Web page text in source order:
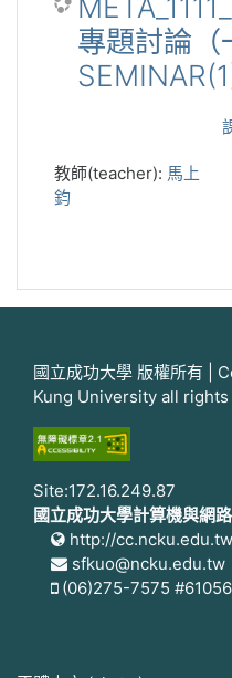
專題討論（
教師(teacher): 馬上
鈞
國立成功大學 版權所有 |
Kung University all
Site:172.16.249.87
國立成功大學計算機與網
http://
sfkuo@ncku.edu.tw
(06)275-7575 #61056